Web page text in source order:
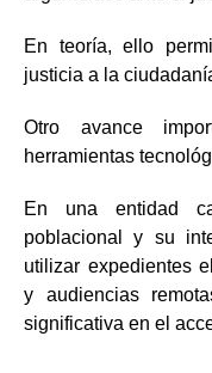
En teoría, ello
justicia a la
Otro avance
herramientas
En una entidad
poblacional y su
utilizar expedientes
y audiencias
significativa en el